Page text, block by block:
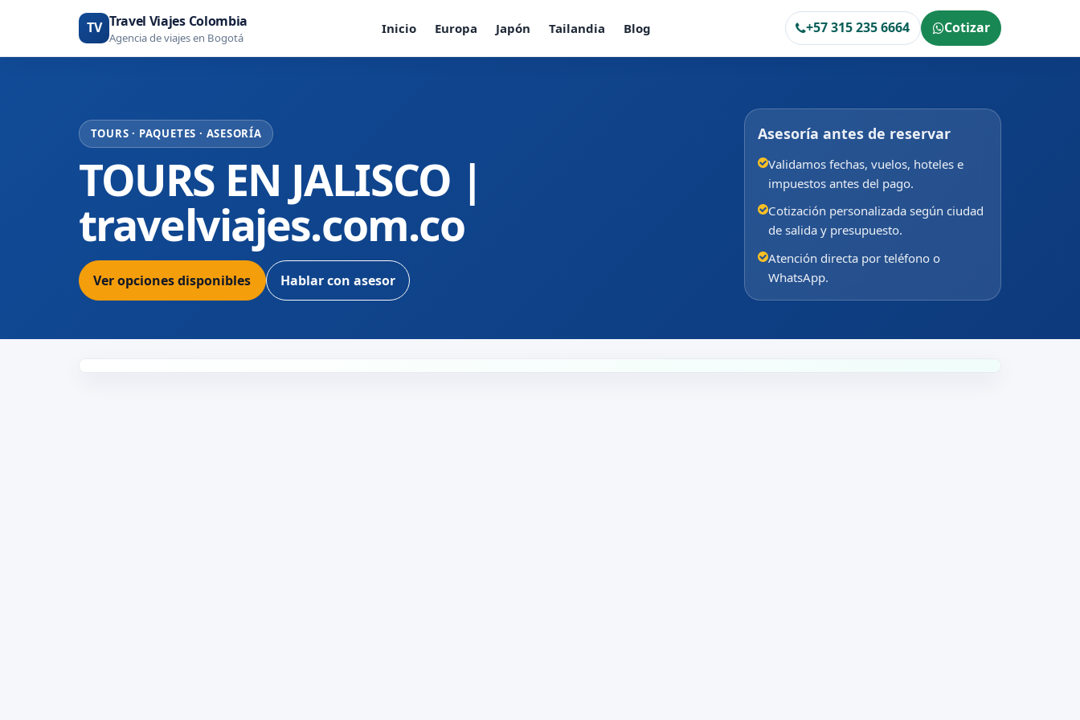
TV Travel Viajes Colombia
Agencia de viajes en Bogotá
Inicio Europa Japón Tailandia Blog +57 315 235 6664 Cotizar
TOURS · PAQUETES · ASESORÍA
TOURS EN JALISCO |
travelviajes.com.co
Ver opciones disponibles Hablar con asesor
Asesoría antes de reservar
Validamos fechas, vuelos, hoteles e
impuestos antes del pago.
Cotización personalizada según ciudad
de salida y presupuesto.
Atención directa por teléfono o
WhatsApp.